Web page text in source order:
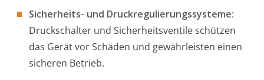
Sicherheits- und Druckregulierungssysteme:
Druckschalter und Sicherheitsventile schützen
das Gerät vor Schäden und gewährleisten einen
sicheren Betrieb.